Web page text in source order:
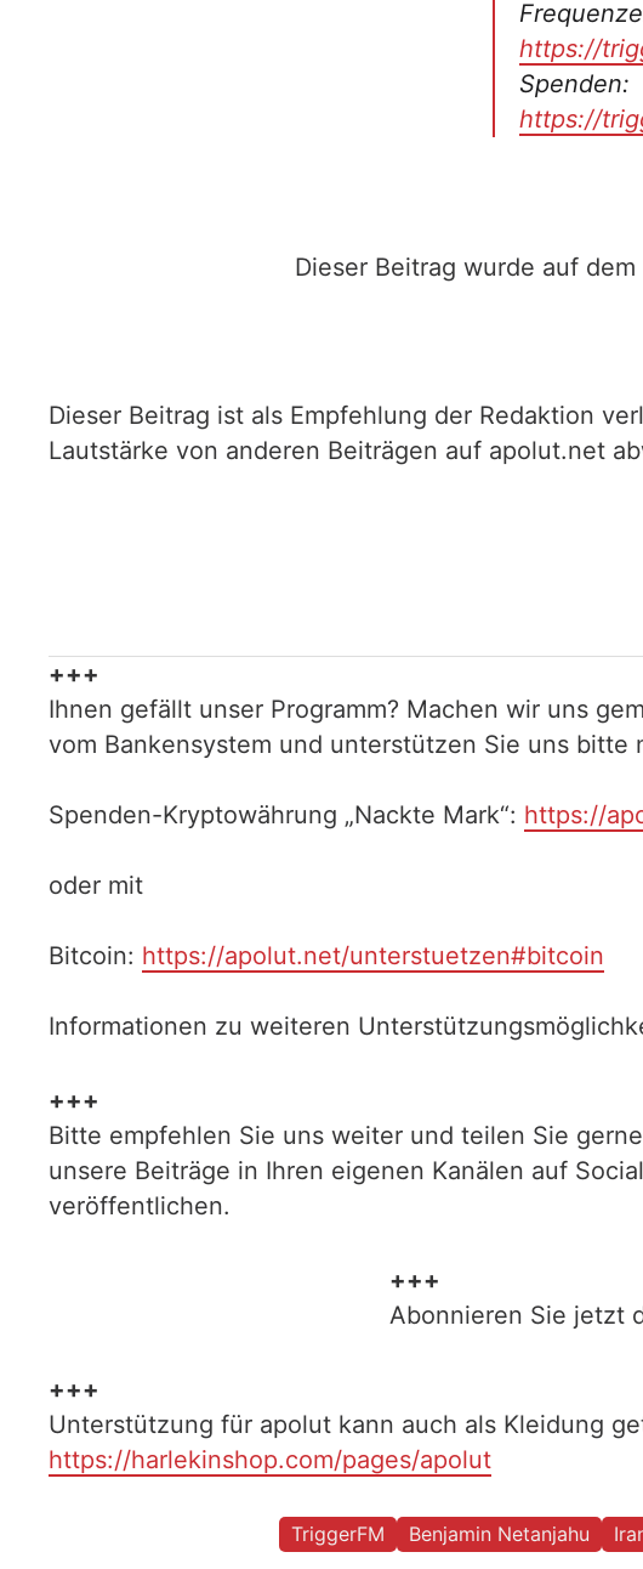
https://
Spenden:
https://
Dieser Beitrag wurde auf dem
Dieser Beitrag ist als Empfehlung der Redaktion
Lautstärke von anderen Beiträgen auf apolut.net
+++
Ihnen gefällt unser Programm? Machen wir uns
vom Bankensystem und unterstützen Sie uns bitte
Spenden-Kryptowährung „Nackte Mark“: https://
oder mit
Bitcoin: https://apolut.net/unterstuetzen#bitcoin
Informationen zu weiteren
+++
Bitte empfehlen Sie uns weiter und teilen Sie
unsere Beiträge in Ihren eigenen Kanälen auf
veröffentlichen.
+++
Abonnieren Sie jetzt
+++
Unterstützung für apolut kann auch als Kleidung
https://harlekinshop.com/pages/apolut
TriggerFM Benjamin Netanjahu